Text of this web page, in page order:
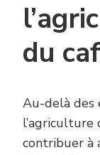
du
Au-delà des
l’agriculture
contribuer à